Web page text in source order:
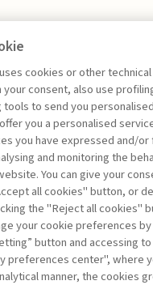
UNA RIVISTA DI
di Sandro Castaldo
dei libri è riservata
Per registrati Per
cookies or other
your consent, also use
to send you
you a personalised
you have expressed and/or
and monitoring the
You can give your
all cookies" button, or
the "Reject all cookies"
your cookie preferences
button and accessing
preferences center", where
manner, the cookies